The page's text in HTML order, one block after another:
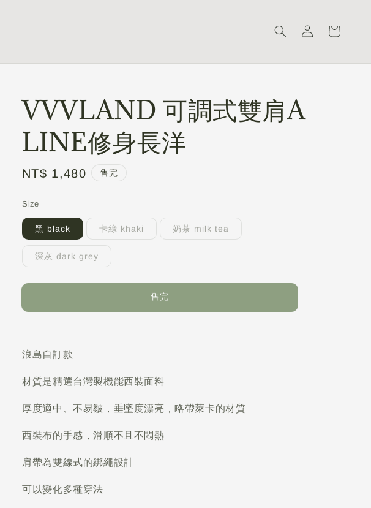
VVVLAND 可調式雙肩A
LINE修身長洋
Regular
NT$ 1,480 售完
Size
黑 black 卡綠 khaki 奶茶 milk tea
深灰 dark grey
售完
浪島自訂款
材質是精選台灣製機能西裝面料
厚度適中、不易皺，垂墜度漂亮，略帶萊卡的材質
西裝布的手感，滑順不且不悶熱
肩帶為雙線式的綁繩設計
可以變化多種穿法